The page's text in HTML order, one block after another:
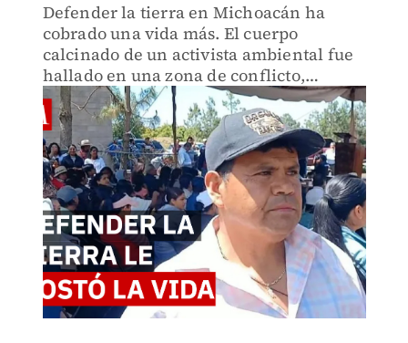
Defender la tierra en Michoacán ha
cobrado una vida más. El cuerpo
calcinado de un activista ambiental fue
hallado en una zona de conflicto,
confirmando los peores temores de su
familia y comunidad.